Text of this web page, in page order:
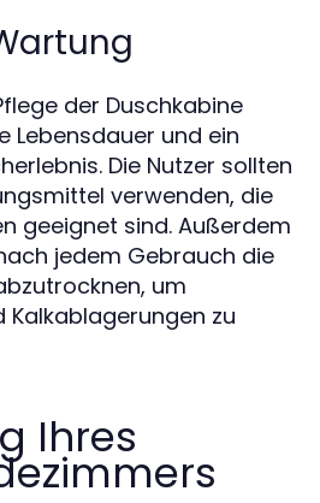
der Duschkabine
Lebensdauer und ein
Die Nutzer sollten
verwenden, die
geeignet sind. Außerdem
jedem Gebrauch die
um
Kalkablagerungen zu
Ihres